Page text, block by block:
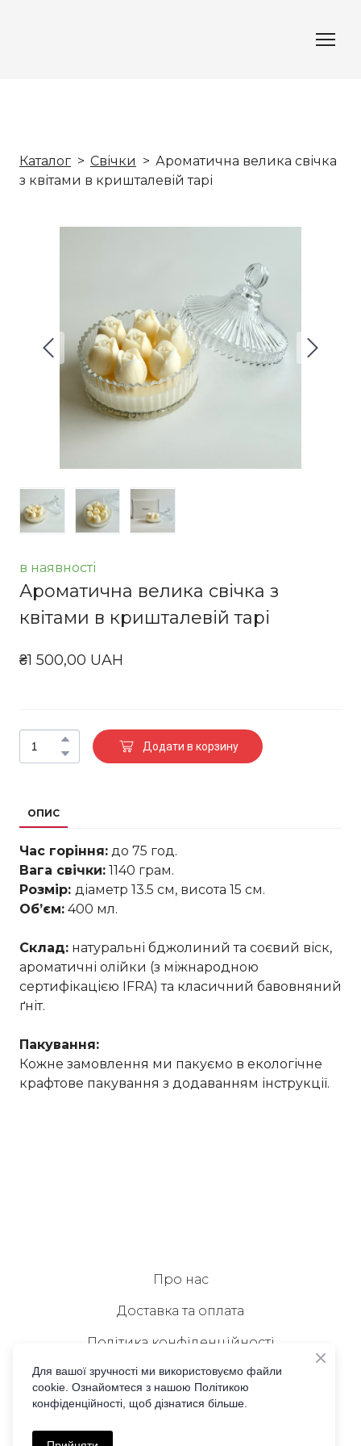
Каталог Cвічки
Ароматична велика свічка
з квітами в кришталевій тарі
в наявності
Ароматична велика свічка з
квітами в кришталевій тарі
₴1 500,00 UAH
Додати в корзину
ОПИС
Час горіння: до 75 год.
Вага свічки: 1140 грам.
Розмір: діаметр 13.5 см, висота 15 см.
Обʼєм: 400 мл.
Склад: натуральні бджолиний та соєвий віск,
ароматичні олійки (з міжнародною
сертифікацією IFRA) та класичний бавовняний
ґніт.
Пакування:
Кожне замовлення ми пакуємо в екологічне
крафтове пакування з додаванням інструкції.
Про нас
Доставка та оплата
Політика конфіденційності
Публічна оферта
Зв'язок з нами
Для вашої зручності ми використовуємо файли
cookie. Ознайомтеся з нашою Політикою
конфіденційності, щоб дізнатися більше.